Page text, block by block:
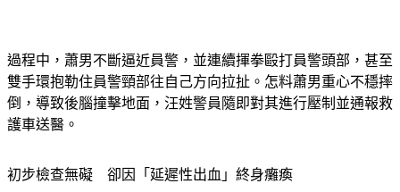
過程中，蕭男不斷逼近員警，並連續揮拳毆打員警頭部，甚至
雙手環抱勒住員警頸部往自己方向拉扯。怎料蕭男重心不穩摔
倒，導致後腦撞擊地面，汪姓警員隨即對其進行壓制並通報救
護車送醫。
初步檢查無礙　卻因「延遲性出血」終身癱瘓